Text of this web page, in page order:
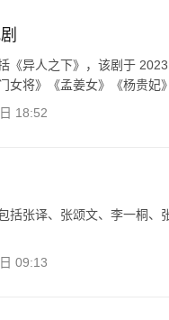
《异人之下》，该剧于
女将》《孟姜女》《杨贵妃
18:52
括张译、张颂文、李一桐、
09:13